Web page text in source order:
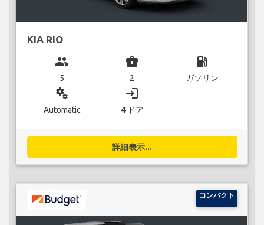
KIA RIO
group
5
business_center
2
local_gas_station
ガソリン
miscellaneous_services
Automatic
login
4 ドア
詳細表示...
コンパクト